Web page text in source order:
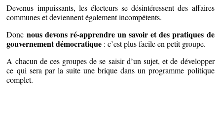
Devenus impuissants, les électeurs se désintéressent des affaires
communes et deviennent également incompétents.
Donc nous devons ré-apprendre un savoir et des pratiques de
gouvernement démocratique : c’est plus facile en petit groupe.
A chacun de ces groupes de se saisir d’un sujet, et de développer
ce qui sera par la suite une brique dans un programme politique
complet.